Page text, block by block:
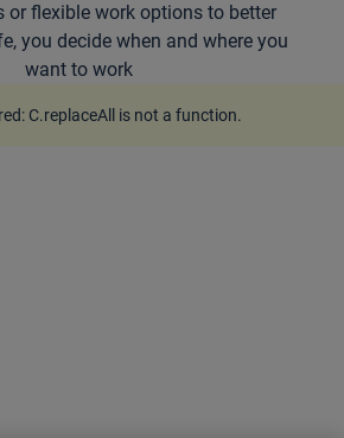
or flexible work options to better
you decide when and where you
want to work
C.replaceAll is not a function.